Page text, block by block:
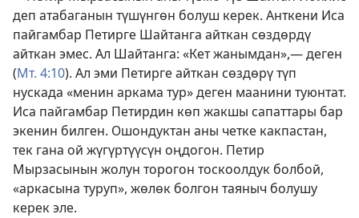
деп атабаганын түшүнгөн болуш керек. Анткени Иса
пайгамбар Петирге Шайтанга айткан сөздөрдү
айткан эмес. Ал Шайтанга: «Кет жанымдан»,— деген
(Мт. 4:10). Ал эми Петирге айткан сөздөрү түп
нускада «менин аркама тур» деген маанини туюнтат.
Иса пайгамбар Петирдин көп жакшы сапаттары бар
экенин билген. Ошондуктан аны четке какпастан,
тек гана ой жүгүртүүсүн оңдогон. Петир
Мырзасынын жолун торогон тоскоолдук болбой,
«аркасына туруп», жөлөк болгон таяныч болушу
керек эле.